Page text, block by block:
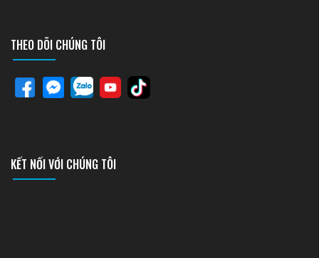
THEO DÕI CHÚNG TÔI
KẾT NỐI VỚI CHÚNG TÔI